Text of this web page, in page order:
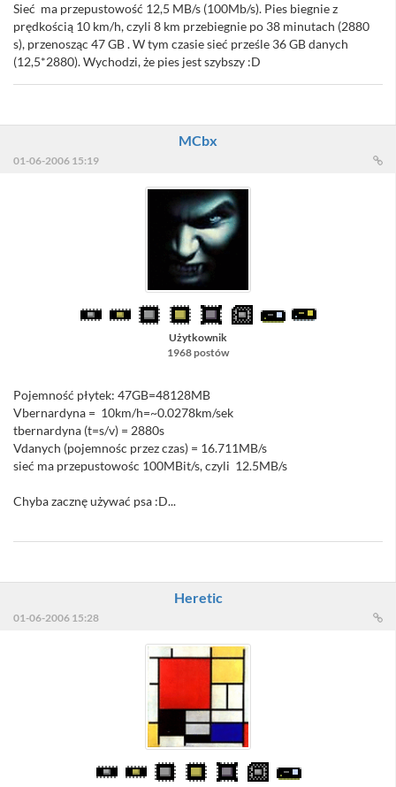
Sieć ma przepustowość 12,5 MB/s (100Mb/s). Pies biegnie z
prędkością 10 km/h, czyli 8 km przebiegnie po 38 minutach (2880
s), przenosząc 47 GB . W tym czasie sieć prześle 36 GB danych
(12,5*2880). Wychodzi, że pies jest szybszy :D
MCbx
01-06-2006 15:19
Użytkownik
1968 postów
Pojemność płytek: 47GB=48128MB
Vbernardyna = 10km/h=~0.0278km/sek
tbernardyna (t=s/v) = 2880s
Vdanych (pojemnośc przez czas) = 16.711MB/s
sieć ma przepustowośc 100MBit/s, czyli 12.5MB/s
Chyba zacznę używać psa :D...
Heretic
01-06-2006 15:28